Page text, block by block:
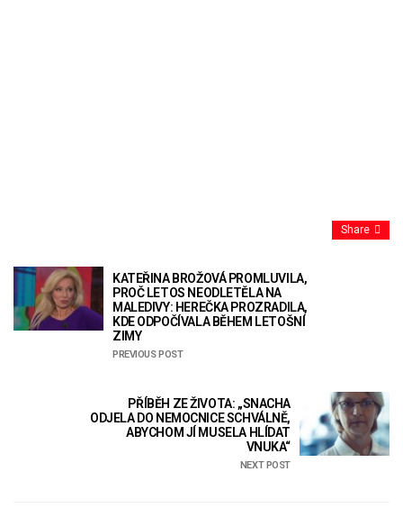
Share
KATEŘINA BROŽOVÁ PROMLUVILA,
PROČ LETOS NEODLETĚLA NA
MALEDIVY: HEREČKA PROZRADILA,
KDE ODPOČÍVALA BĚHEM LETOŠNÍ
ZIMY
PREVIOUS POST
PŘÍBĚH ZE ŽIVOTA: „SNACHA
ODJELA DO NEMOCNICE SCHVÁLNĚ,
ABYCHOM JÍ MUSELA HLÍDAT
VNUKA“
NEXT POST